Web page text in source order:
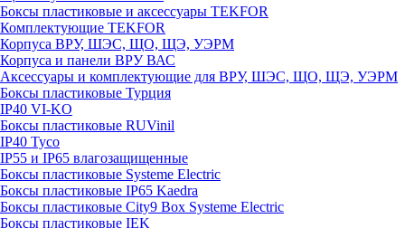
Боксы пластиковые и аксессуары TEKFOR
Комплектующие TEKFOR
Корпуса ВРУ, ШЭС, ЩО, ЩЭ, УЭРМ
Корпуса и панели ВРУ ВАС
Аксессуары и комплектующие для ВРУ, ШЭС, ЩО, ЩЭ, УЭРМ
Боксы пластиковые Турция
IP40 VI-KO
Боксы пластиковые RUVinil
IP40 Тусо
IP55 и IP65 влагозащищенные
Боксы пластиковые Systeme Electric
Боксы пластиковые IP65 Kaedra
Боксы пластиковые City9 Box Systeme Electric
Боксы пластиковые IEK